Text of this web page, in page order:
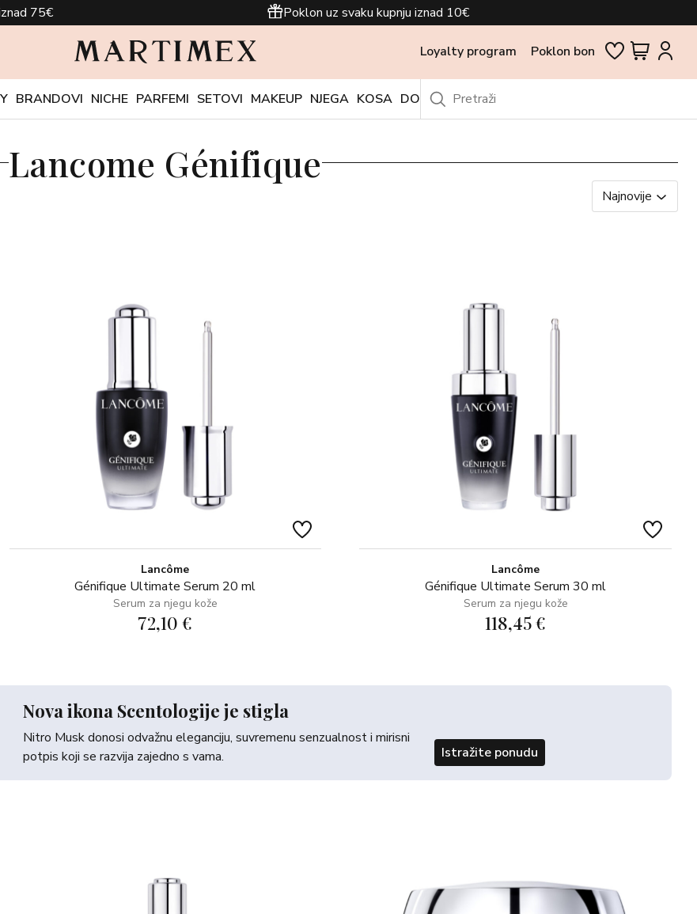
75€ Poklon uz svaku kupnju iznad 10€
Loyalty program Poklon bon
BRANDOVI NICHE PARFEMI SETOVI MAKEUP NJEGA KOSA DODACI OUTLET
Lancome Génifique
Najnovije
Lancôme
Génifique Ultimate Serum 20 ml
Serum za njegu kože
72,10 €
Nova ikona Scentologije je stigla
Nitro Musk donosi odvažnu eleganciju, suvremenu senzualnost i mirisni
potpis koji se razvija zajedno s vama.
Istražite ponudu
Lancôme
Génifique Ultimate Serum 30 ml
Serum za njegu kože
118,45 €